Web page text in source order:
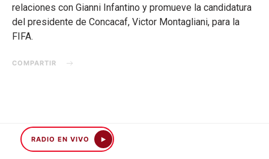
RADIO EN VIVO
relaciones con Gianni Infantino y promueve la candidatura
del presidente de Concacaf, Victor Montagliani, para la
FIFA.
COMPARTIR